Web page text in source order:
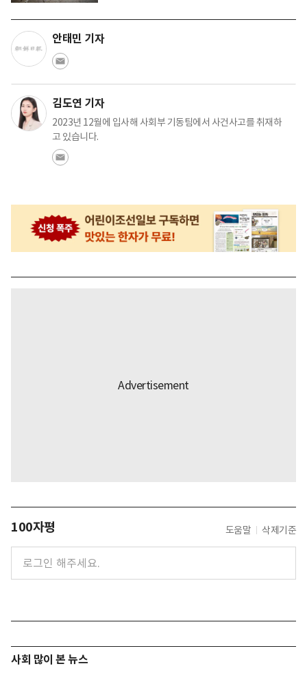
안태민 기자
김도연 기자
2023년 12월에 입사해 사회부 기동팀에서 사건사고를 취재하
고 있습니다.
100자평 도움말 삭제기준
사회 많이 본 뉴스